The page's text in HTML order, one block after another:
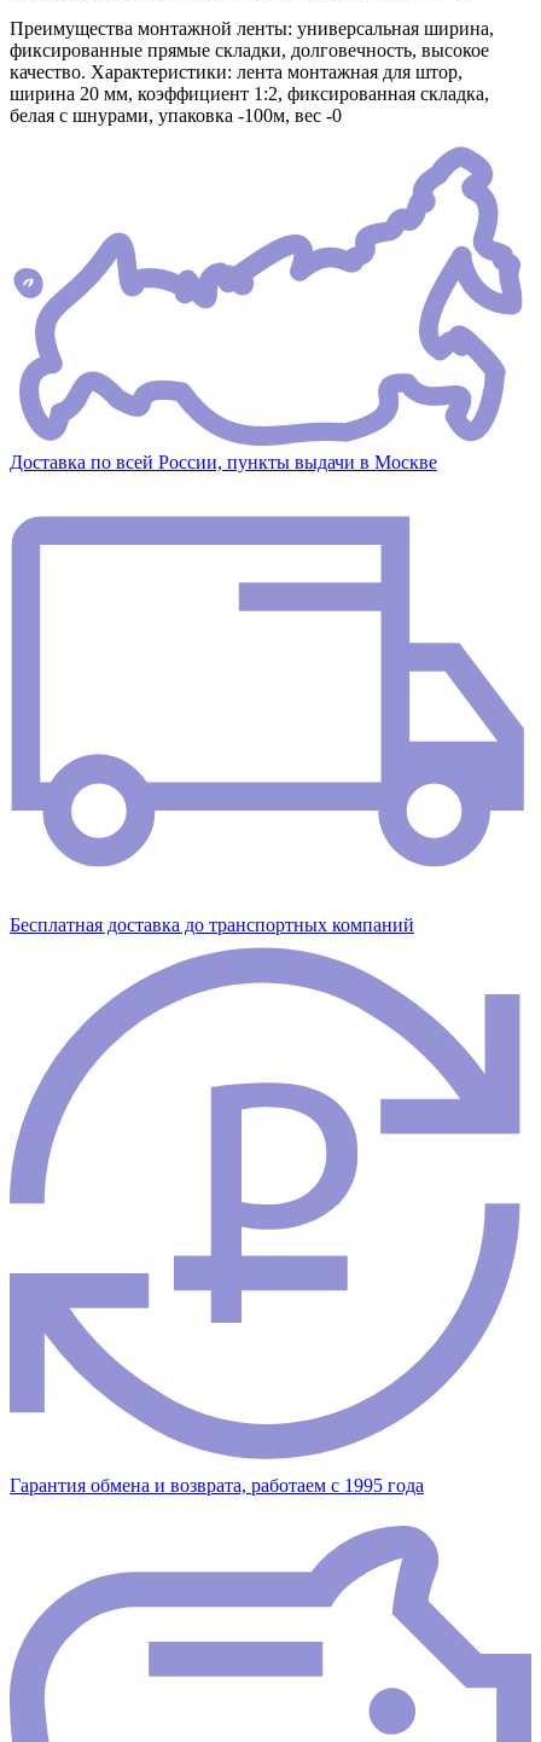
Преимущества монтажной ленты: универсальная ширина,
фиксированные прямые складки, долговечность, высокое
качество. Характеристики: лента монтажная для штор,
ширина 20 мм, коэффициент 1:2, фиксированная складка,
белая с шнурами, упаковка -100м, вес -0
Доставка по всей России, пункты выдачи в Москве
Бесплатная доставка до транспортных компаний
Гарантия обмена и возврата, работаем с 1995 года